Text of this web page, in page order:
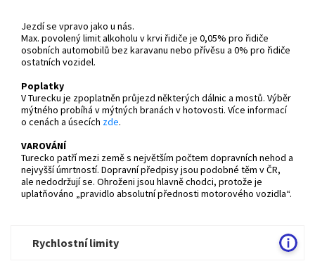
Jezdí se vpravo jako u nás.
Max. povolený limit alkoholu v krvi řidiče je 0,05% pro řidiče
osobních automobilů bez karavanu nebo přívěsu a 0% pro řidiče
ostatních vozidel.
Poplatky
V Turecku je zpoplatněn průjezd některých dálnic a mostů. Výběr
mýtného probíhá v mýtných branách v hotovosti. Více informací
o cenách a úsecích zde.
VAROVÁNÍ
Turecko patří mezi země s největším počtem dopravních nehod a
nejvyšší úmrtností. Dopravní předpisy jsou podobné těm v ČR,
ale nedodržují se. Ohroženi jsou hlavně chodci, protože je
uplatňováno „pravidlo absolutní přednosti motorového vozidla“.
Rychlostní limity